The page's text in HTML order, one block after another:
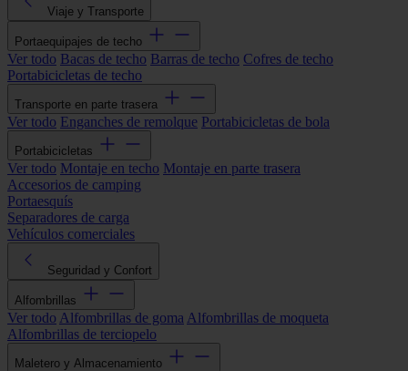
Viaje y Transporte
Portaequipajes de techo
Ver todo Bacas de techo Barras de techo Cofres de techo
Portabicicletas de techo
Transporte en parte trasera
Ver todo Enganches de remolque Portabicicletas de bola
Portabicicletas
Ver todo Montaje en techo Montaje en parte trasera
Accesorios de camping
Portaesquís
Separadores de carga
Vehículos comerciales
Seguridad y Confort
Alfombrillas
Ver todo Alfombrillas de goma Alfombrillas de moqueta
Alfombrillas de terciopelo
Maletero y Almacenamiento